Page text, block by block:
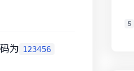
为 123456
5